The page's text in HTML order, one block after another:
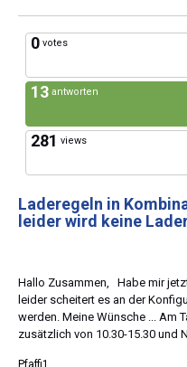
0 votes
13 antworten
281 views
Laderegeln in
leider wird keine
Hallo Zusammen, Habe mir
leider scheitert es an der
werden. Meine Wünsche ... Am
zusätzlich von 10.30-15.30 und